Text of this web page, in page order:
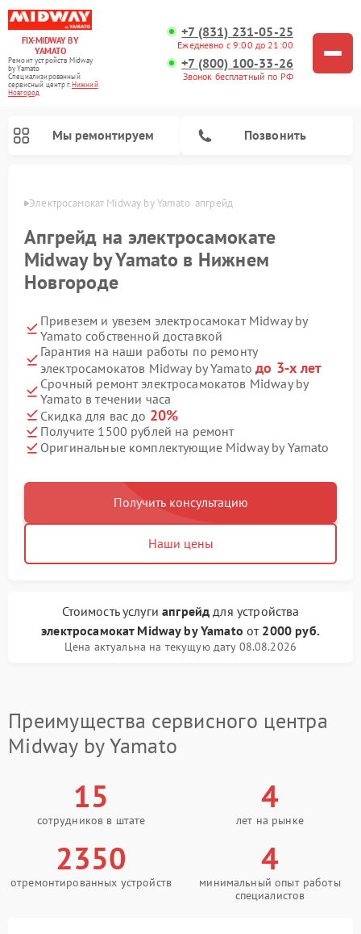
FIX-MIDWAY BY
YAMATO
Ремонт устройств Midway
by Yamato
Специализированный
cервисный центр г.Нижний
Новгород
+7 (831) 231-05-25
Ежедневно с 9:00 до 21:00
+7 (800) 100-33-26
Звонок бесплатный по РФ
Мы ремонтируем Позвонить
Электросамокат Midway by Yamato  апгрейд
Апгрейд на электросамокате
Midway by Yamato в Нижнем
Новгороде
Привезем и увезем электросамокат Midway by
Yamato собственной доставкой
Гарантия на наши работы по ремонту
электросамокатов Midway by Yamatoдо 3-х лет
Срочный ремонт электросамокатов Midway by
Yamato в течении часа
Скидка для вас до 20%
Получите 1500 рублей на ремонт
Оригинальные комплектующие Midway by Yamato
Получить консультацию
Наши цены
Стоимость услугиапгрейд для устройства
электросамокат Midway by Yamato от 2000 руб.
Цена актуальна на текущую дату 08.08.2026
Преимущества сервисного центра
Midway by Yamato
15
сотрудников в штате
4
лет на рынке
2350
отремонтированных устройств
4
минимальный опыт работы
специалистов